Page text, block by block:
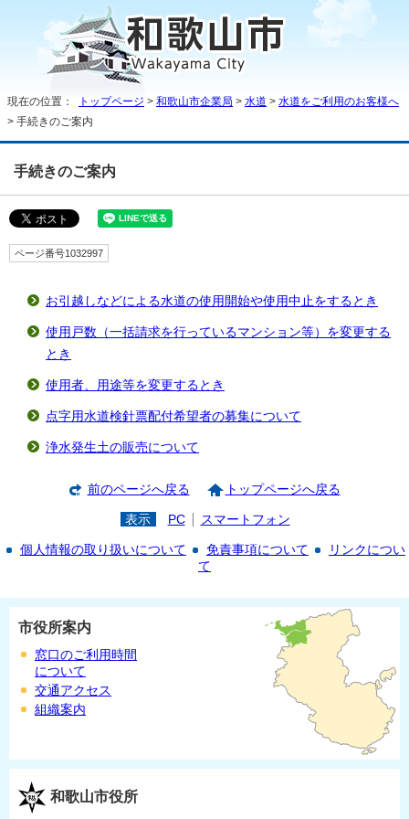
現在の位置： トップページ > 和歌山市企業局 > 水道 > 水道をご利用のお客様へ
> 手続きのご案内
手続きのご案内
ページ番号1032997
お引越しなどによる水道の使用開始や使用中止をするとき
使用戸数（一括請求を行っているマンション等）を変更する
とき
使用者、用途等を変更するとき
点字用水道検針票配付希望者の募集について
浄水発生土の販売について
前のページへ戻る トップページへ戻る
表示 PC スマートフォン
個人情報の取り扱いについて 免責事項について
リンクについ
て
市役所案内
窓口のご利用時間
について
交通アクセス
組織案内
和歌山市役所